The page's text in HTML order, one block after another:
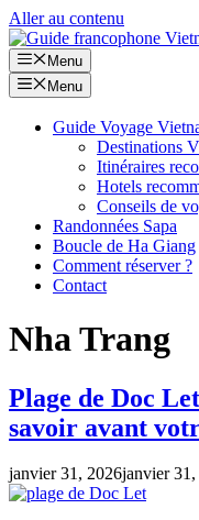
Aller au contenu
Menu
Menu
Guide Voyage
Destinations
Itinéraires
Hotels
Conseils de
Randonnées Sapa
Boucle de Ha Giang
Comment réserver ?
Contact
Nha Trang
Plage de Doc
savoir avant
janvier 31, 2026janvier